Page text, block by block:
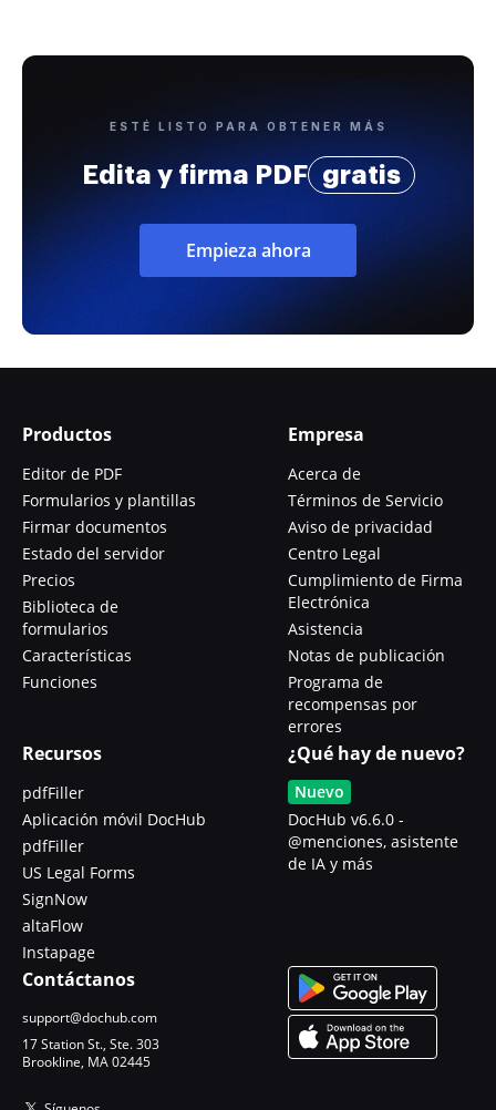
ESTÉ LISTO PARA OBTENER MÁS
Edita y firma PDF gratis
Empieza ahora
Productos
Editor de PDF
Formularios y plantillas
Firmar documentos
Estado del servidor
Precios
Biblioteca de
formularios
Características
Funciones
Empresa
Acerca de
Términos de Servicio
Aviso de privacidad
Centro Legal
Cumplimiento de Firma
Electrónica
Asistencia
Notas de publicación
Programa de
recompensas por
errores
Recursos
pdfFiller
Aplicación móvil DocHub
pdfFiller
US Legal Forms
SignNow
altaFlow
Instapage
¿Qué hay de nuevo?
Nuevo
DocHub v6.6.0 -
@menciones, asistente
de IA y más
Contáctanos
support@dochub.com
17 Station St., Ste. 303
Brookline, MA 02445